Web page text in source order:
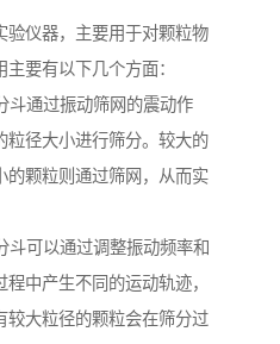
验仪器，主要用于对颗粒物
要有以下几个方面：
斗通过振动筛网的震动作
粒径大小进行筛分。较大的
的颗粒则通过筛网，从而实
斗可以通过调整振动频率和
中产生不同的运动轨迹，
较大粒径的颗粒会在筛分过